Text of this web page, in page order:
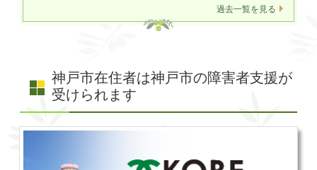
過去一覧を見る
神戸市在住者は神戸市の障害者支援が
受けられます